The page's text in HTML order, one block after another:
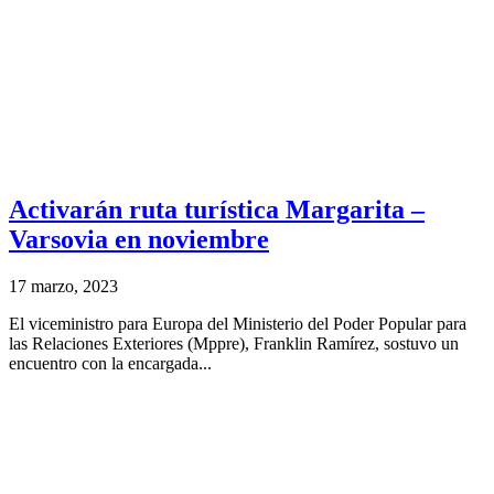
Activarán ruta turística Margarita –
Varsovia en noviembre
17 marzo, 2023
El viceministro para Europa del Ministerio del Poder Popular para
las Relaciones Exteriores (Mppre), Franklin Ramírez, sostuvo un
encuentro con la encargada...